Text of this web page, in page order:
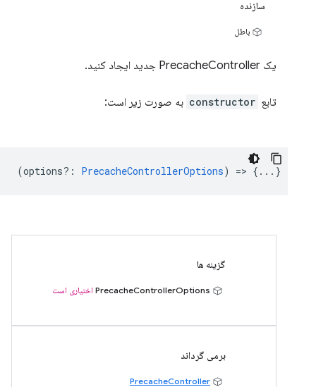
سازنده
باطل
یک PrecacheController جدید ایجاد کنید.
تابع constructor به صورت زیر است:
(options? : PrecacheControllerOptions) => {...}
گزینه ها
اختیاری است
برمی گرداند
PrecacheController